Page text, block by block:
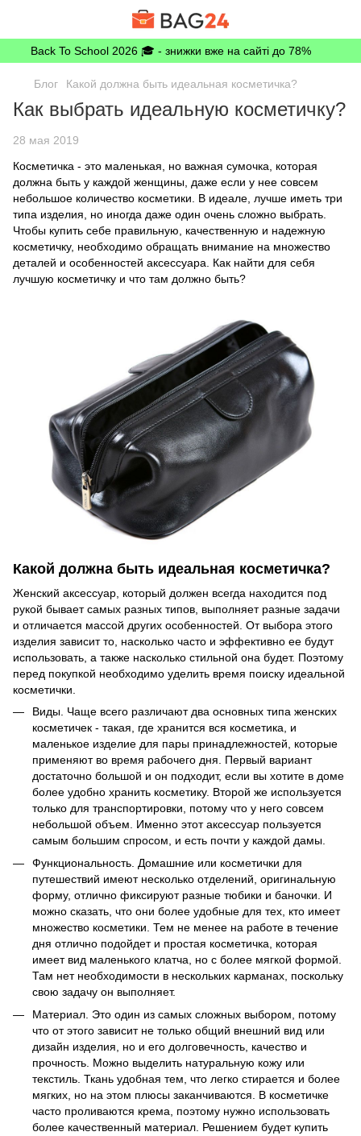
Back To School 2026 🎓 - знижки вже на сайті до 78%
Блог Какой должна быть идеальная косметичка?
Как выбрать идеальную косметичку?
28 мая 2019
Косметичка - это маленькая, но важная сумочка, которая
должна быть у каждой женщины, даже если у нее совсем
небольшое количество косметики. В идеале, лучше иметь три
типа изделия, но иногда даже один очень сложно выбрать.
Чтобы купить себе правильную, качественную и надежную
косметичку, необходимо обращать внимание на множество
деталей и особенностей аксессуара. Как найти для себя
лучшую косметичку и что там должно быть?
Какой должна быть идеальная косметичка?
Женский аксессуар, который должен всегда находится под
рукой бывает самых разных типов, выполняет разные задачи
и отличается массой других особенностей. От выбора этого
изделия зависит то, насколько часто и эффективно ее будут
использовать, а также насколько стильной она будет. Поэтому
перед покупкой необходимо уделить время поиску идеальной
косметички.
Виды. Чаще всего различают два основных типа женских
косметичек - такая, где хранится вся косметика, и
маленькое изделие для пары принадлежностей, которые
применяют во время рабочего дня. Первый вариант
достаточно большой и он подходит, если вы хотите в доме
более удобно хранить косметику. Второй же используется
только для транспортировки, потому что у него совсем
небольшой объем. Именно этот аксессуар пользуется
самым большим спросом, и есть почти у каждой дамы.
Функциональность. Домашние или косметички для
путешествий имеют несколько отделений, оригинальную
форму, отлично фиксируют разные тюбики и баночки. И
можно сказать, что они более удобные для тех, кто имеет
множество косметики. Тем не менее на работе в течение
дня отлично подойдет и простая косметичка, которая
имеет вид маленького клатча, но с более мягкой формой.
Там нет необходимости в нескольких карманах, поскольку
свою задачу он выполняет.
Материал. Это один из самых сложных выбором, потому
что от этого зависит не только общий внешний вид или
дизайн изделия, но и его долговечность, качество и
прочность. Можно выделить натуральную кожу или
текстиль. Ткань удобная тем, что легко стирается и более
мягких, но на этом плюсы заканчиваются. В косметичке
часто проливаются крема, поэтому нужно использовать
более качественный материал. Решением будет купить